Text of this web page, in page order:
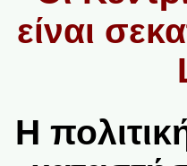
είναι
Η